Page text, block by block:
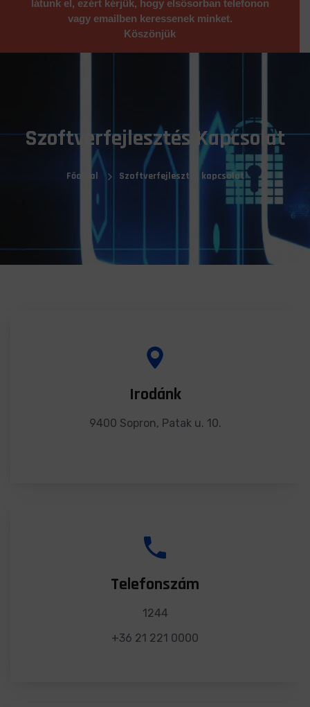
látunk el, ezért kérjük, hogy elsősorban telefonon
vagy emailben keressenek minket.
Köszönjük
Szoftverfejlesztés Kapcsolat
Főoldal Szoftverfejlesztés kapcsolat
Irodánk
9400 Sopron, Patak u. 10.
Telefonszám
1244
+36 21 221 0000